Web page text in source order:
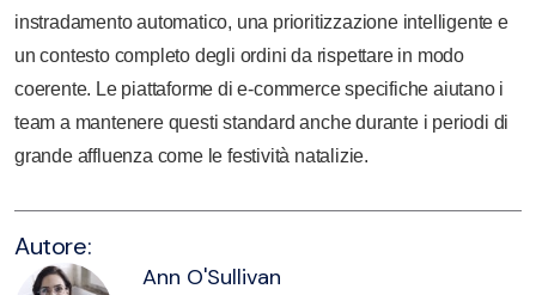
instradamento automatico, una prioritizzazione intelligente e
un contesto completo degli ordini da rispettare in modo
coerente. Le piattaforme di e-commerce specifiche aiutano i
team a mantenere questi standard anche durante i periodi di
grande affluenza come le festività natalizie.
Autore:
Ann O'Sullivan